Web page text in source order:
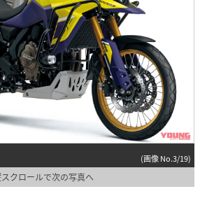
(画像 No.3/19)
クロールで次の写真へ